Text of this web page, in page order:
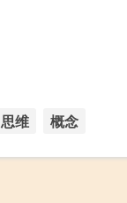
思维 概念